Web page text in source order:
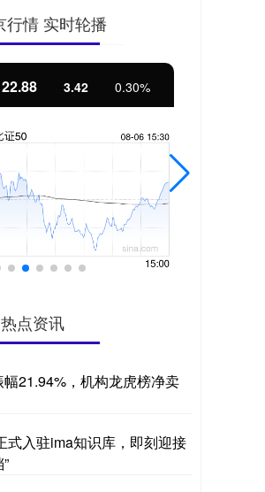
行情 实时轮播
3.42 0.30%
热点资讯
21.94%，机构龙虎榜净卖
式入驻ima知识库，即刻迎接